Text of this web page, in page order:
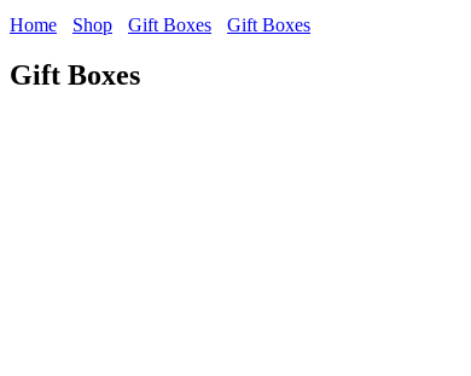
Home Shop Gift Boxes Gift Boxes
Gift Boxes